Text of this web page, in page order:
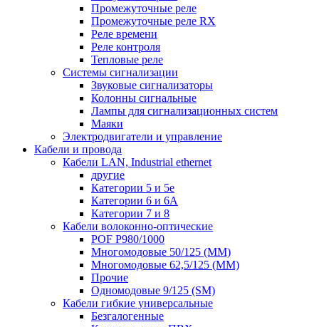
Промежуточные реле
Промежуточные реле RX
Реле времени
Реле контроля
Тепловые реле
Системы сигнализации
Звуковые сигнализаторы
Колонны сигнальные
Лампы для сигнализационных систем
Маяки
Электродвигатели и управление
Кабели и провода
Кабели LAN, Industrial ethernet
другие
Категории 5 и 5е
Категории 6 и 6A
Категории 7 и 8
Кабели волоконно-оптические
POF P980/1000
Многомодовые 50/125 (ММ)
Многомодовые 62,5/125 (ММ)
Прочие
Одномодовые 9/125 (SM)
Кабели гибкие универсальные
Безгалогенные